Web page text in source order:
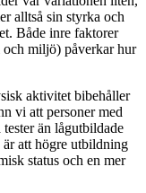
alltså sin styrka och
Både inre faktorer
miljö) påverkar hur
aktivitet bibehåller
vi att personer med
än lågutbildade
att högre utbildning
status och en mer